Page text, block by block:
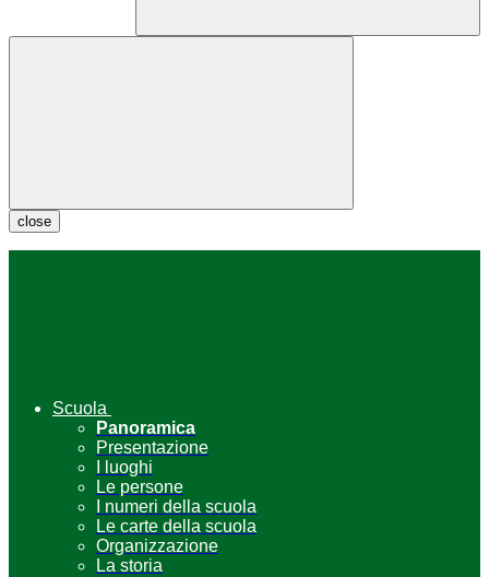
close
Scuola
Panoramica
Presentazione
I luoghi
Le persone
I numeri della scuola
Le carte della scuola
Organizzazione
La storia